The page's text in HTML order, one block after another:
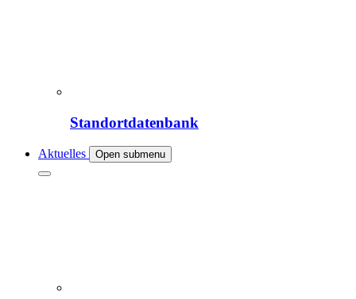
Standortdatenbank
Aktuelles Open submenu